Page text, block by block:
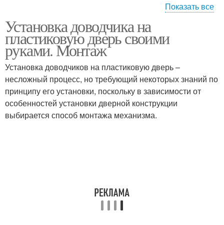
Доводчик на калитку Доводчик без шаблона
Доводчик на входную
дверь
Показать все
Установка доводчика на
пластиковую дверь своими
руками. Монтаж
Установка доводчиков на пластиковую дверь –
несложный процесс, но требующий некоторых знаний по
принципу его установки, поскольку в зависимости от
особенностей установки дверной конструкции
выбирается способ монтажа механизма.